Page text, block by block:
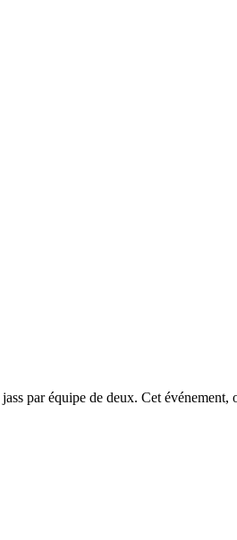
par équipe de deux. Cet événement,